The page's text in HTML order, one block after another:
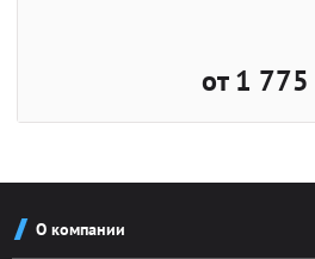
от 1
О компании